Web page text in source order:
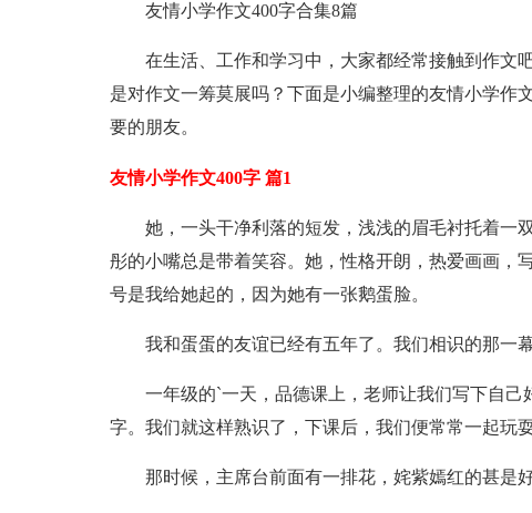
友情小学作文400字合集8篇
在生活、工作和学习中，大家都经常接触到作文
是对作文一筹莫展吗？下面是小编整理的友情小学作
要的朋友。
友情小学作文400字 篇1
她，一头干净利落的短发，浅浅的眉毛衬托着一
彤的小嘴总是带着笑容。她，性格开朗，热爱画画
号是我给她起的，因为她有一张鹅蛋脸。
我和蛋蛋的友谊已经有五年了。我们相识的那一
一年级的`一天，品德课上，老师让我们写下自
字。我们就这样熟识了，下课后，我们便常常一起玩耍
那时候，主席台前面有一排花，姹紫嫣红的甚是